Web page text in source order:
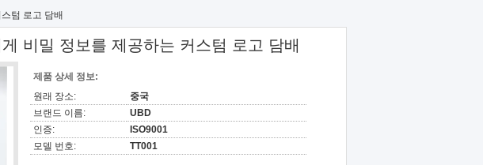
텀 로고 담배
비밀 정보를 제공하는 커스텀 로고 담배
제품 상세 정보:
원래 장소:
중국
브랜드 이름:
UBD
인증:
ISO9001
모델 번호:
TT001